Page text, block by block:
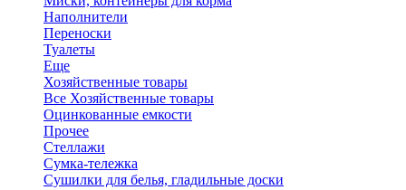
Наполнители
Переноски
Туалеты
Еще
Хозяйственные товары
Все Хозяйственные товары
Оцинкованные емкости
Прочее
Стеллажи
Сумка-тележка
Сушилки для белья, гладильные доски